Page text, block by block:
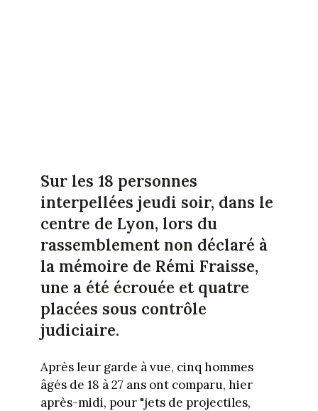
Sur les 18 personnes
interpellées jeudi soir, dans le
centre de Lyon, lors du
rassemblement non déclaré à
la mémoire de Rémi Fraisse,
une a été écrouée et quatre
placées sous contrôle
judiciaire.
Après leur garde à vue, cinq hommes
âgés de 18 à 27 ans ont comparu, hier
après-midi, pour "jets de projectiles,